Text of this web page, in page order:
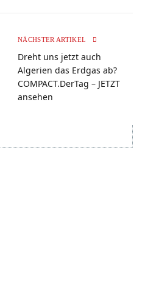
NÄCHSTER ARTIKEL
Dreht uns jetzt auch
Algerien das Erdgas ab?
COMPACT.DerTag – JETZT
ansehen